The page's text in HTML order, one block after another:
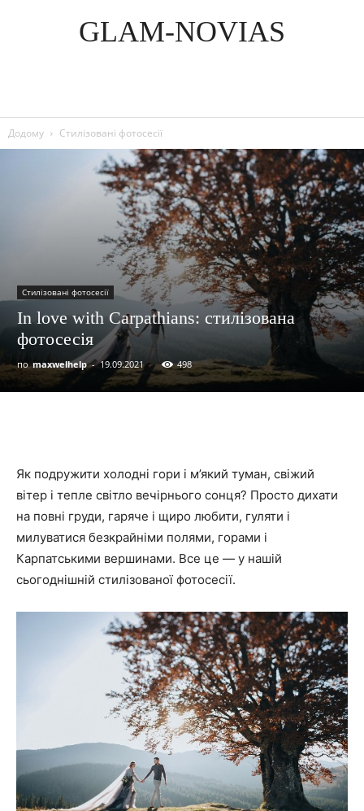
GLAM-NOVIAS
Додому Стилізовані фотосесії
Стилізовані фотосесії
In love with Carpathians: стилізована
фотосесія
по maxwelhelp - 19.09.2021 498
Як подружити холодні гори і м’який туман, свіжий
вітер і тепле світло вечірнього сонця? Просто дихати
на повні груди, гаряче і щиро любити, гуляти і
милуватися безкрайніми полями, горами і
Карпатськими вершинами. Все це — у нашій
сьогоднішній стилізованої фотосесії.